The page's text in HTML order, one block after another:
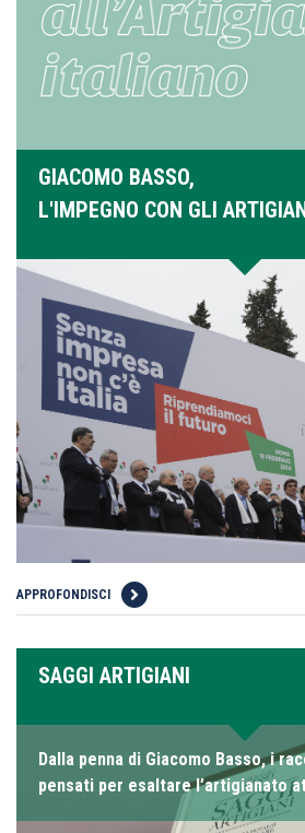
GIACOMO BASSO,
L'IMPEGNO CON GLI
APPROFONDISCI
SAGGI ARTIGIANI
Dalla penna di Giacomo Basso, i
pensati per esaltare l’artigianato